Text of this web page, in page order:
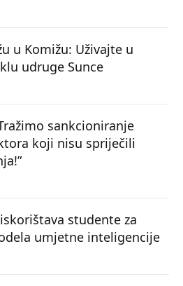
u Komižu: Uživajte u
udruge Sunce
sankcioniranje
koji nisu spriječili
studente za
umjetne inteligencije